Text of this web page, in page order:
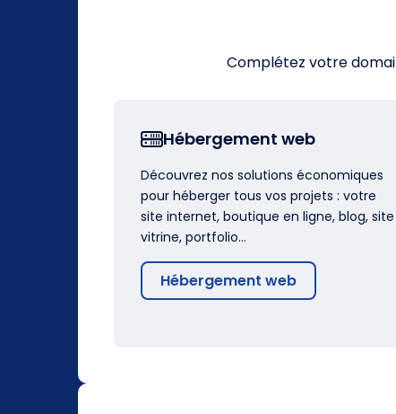
Complétez votre
Hébergement web
Découvrez nos solutions économiques
pour héberger tous vos projets : votre
site internet, boutique en ligne, blog, site
vitrine, portfolio…
Hébergement web